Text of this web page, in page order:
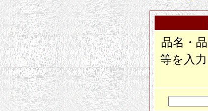
品名・
等を入